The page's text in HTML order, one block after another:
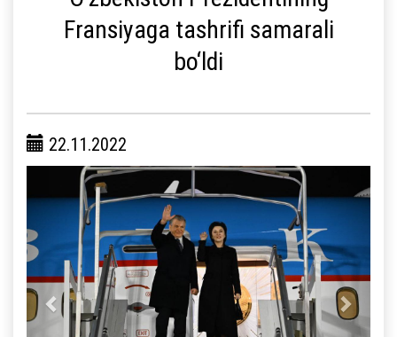
Fransiyaga tashrifi samarali
bo‘ldi
22.11.2022